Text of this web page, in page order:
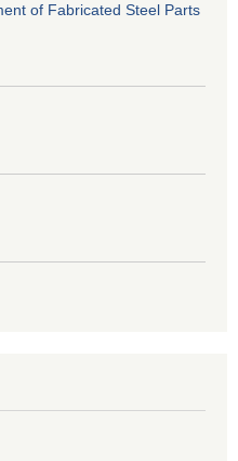
of Fabricated Steel Parts